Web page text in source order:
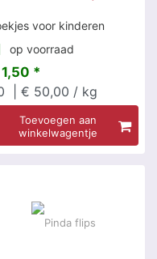
voor kinderen
op voorraad
*
| € 50,00 / kg
Toevoegen aan
winkelwagentje